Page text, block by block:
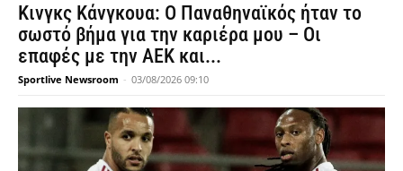
Κινγκς Κάνγκουα: Ο Παναθηναϊκός ήταν το
σωστό βήμα για την καριέρα μου – Οι
επαφές με την ΑΕΚ και...
Sportlive Newsroom - 03/08/2026 09:10